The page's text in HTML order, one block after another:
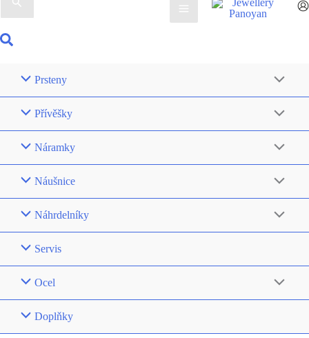
Hledat
Prsteny
Přívěšky
Náramky
Náušnice
Náhrdelníky
Servis
Ocel
Doplňky